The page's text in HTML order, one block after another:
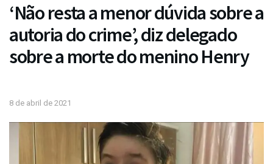
‘Não resta a menor dúvida sobre a
autoria do crime’, diz delegado
sobre a morte do menino Henry
8 de abril de 2021